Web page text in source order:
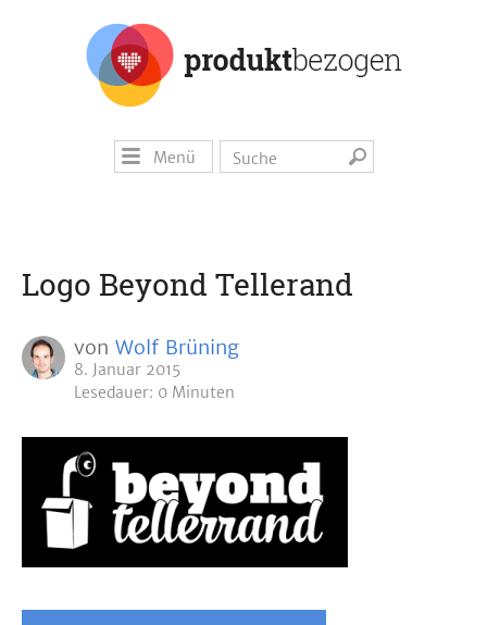
Menü
Logo Beyond Tellerand
von Wolf Brüning
8. Januar 2015
Lesedauer: 0 Minuten